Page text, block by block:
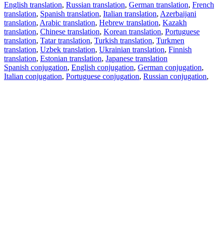
English translation, Russian translation, German translation, French
translation, Spanish translation, Italian translation, Azerbaijani
translation, Arabic translation, Hebrew translation, Kazakh
translation, Chinese translation, Korean translation, Portuguese
translation, Tatar translation, Turkish translation, Turkmen
translation, Uzbek translation, Ukrainian translation, Finnish
translation, Estonian translation, Japanese translation
Spanish conjugation, English conjugation, German conjugation,
Italian conjugation, Portuguese conjugation, Russian conjugation,